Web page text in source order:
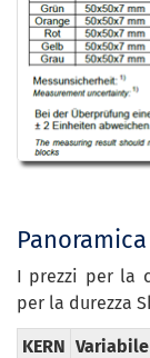
I prezzi per la
per la durezza
KERN